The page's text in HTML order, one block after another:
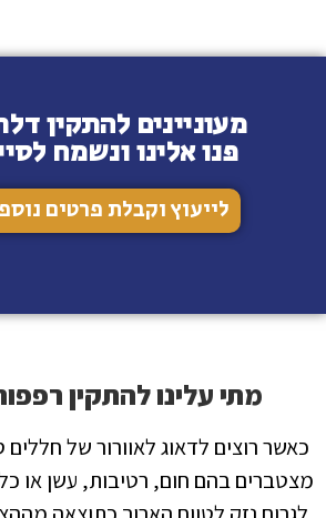
מעוניינים להתקין
פנו אלינו ונשמח
לייעוץ וקבלת פרטים
מתי עלינו להתקין
כאשר רוצים לדאוג לאוורור של חללים
מצטברים בהם חום, רטיבות, עשן או